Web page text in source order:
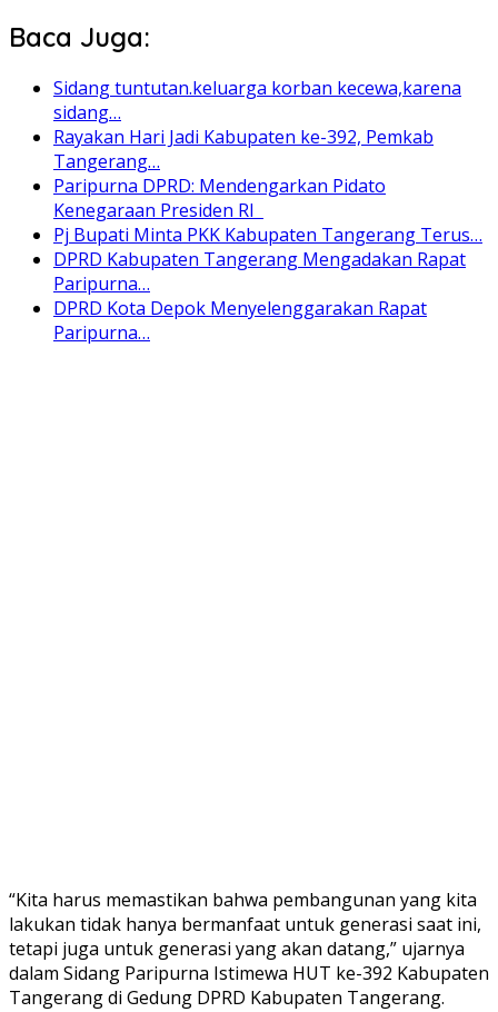
Baca Juga:
Sidang tuntutan.keluarga korban kecewa,karena
sidang…
Rayakan Hari Jadi Kabupaten ke-392, Pemkab
Tangerang…
Paripurna DPRD: Mendengarkan Pidato
Kenegaraan Presiden RI
Pj Bupati Minta PKK Kabupaten Tangerang Terus…
DPRD Kabupaten Tangerang Mengadakan Rapat
Paripurna…
DPRD Kota Depok Menyelenggarakan Rapat
Paripurna…
“Kita harus memastikan bahwa pembangunan yang kita
lakukan tidak hanya bermanfaat untuk generasi saat ini,
tetapi juga untuk generasi yang akan datang,” ujarnya
dalam Sidang Paripurna Istimewa HUT ke-392 Kabupaten
Tangerang di Gedung DPRD Kabupaten Tangerang.